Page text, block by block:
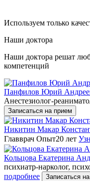
Используем только
Наши доктора
Наши доктора решат
компетенций
Панфилов Юрий
Анестезиолог-
Записаться на прием
Никитин Макар
Главврач Опыт20 лет
Кольцова Екатерина
психиатр-нарколог,
подробнее
Записаться